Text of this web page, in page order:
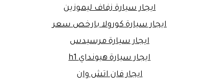
ايجار سيارة زفاف ليموزين
ايجار سيارة كورولا بارخص سعر
ايجار سيارة مرسيدس
ايجار سيارة هيونداي h1
ايجار فان اتش وان